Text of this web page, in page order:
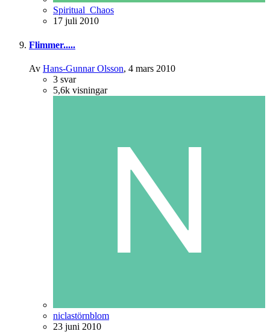
Spiritual_Chaos
17 juli 2010
Flimmer.....
Av Hans-Gunnar Olsson, 4 mars 2010
3 svar
5,6k visningar
niclastörnblom
23 juni 2010